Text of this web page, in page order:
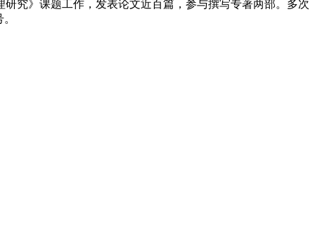
究》课题工作，发表论文近百篇，参与撰写专著两部。多次